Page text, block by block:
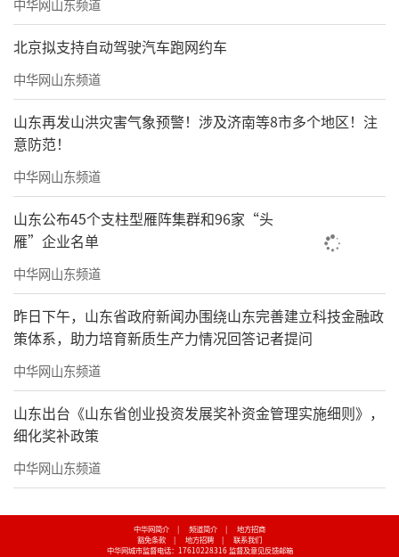
中华网山东频道
北京拟支持自动驾驶汽车跑网约车
中华网山东频道
山东再发山洪灾害气象预警！涉及济南等8市多个地区！注
意防范！
中华网山东频道
山东公布45个支柱型雁阵集群和96家“头
雁”企业名单
中华网山东频道
昨日下午，山东省政府新闻办围绕山东完善建立科技金融政
策体系，助力培育新质生产力情况回答记者提问
中华网山东频道
山东出台《山东省创业投资发展奖补资金管理实施细则》，
细化奖补政策
中华网山东频道
中华网简介 | 频道简介 |
地方招商
豁免条款
| 地方招聘 |
联系我们
中华网城市监督电话：17610228316 监督及意见反馈邮箱